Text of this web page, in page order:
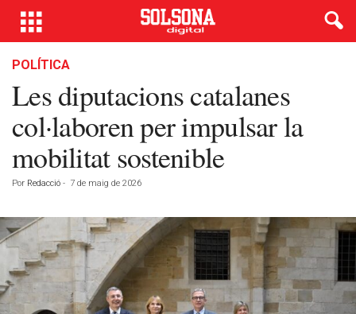
POLÍTICA
Les diputacions catalanes
col·laboren per impulsar la
mobilitat sostenible
Por Redacció - 7 de maig de 2026